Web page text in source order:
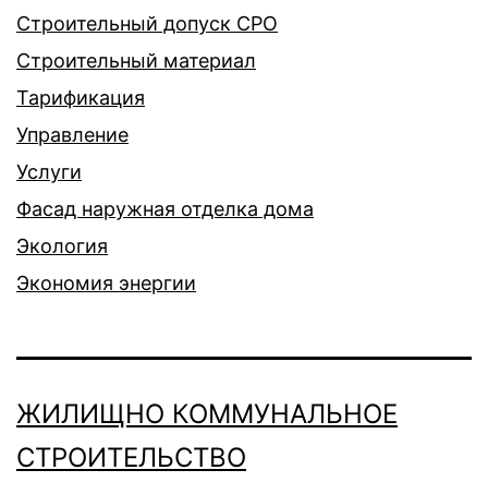
Строительный допуск СРО
Строительный материал
Тарификация
Управление
Услуги
Фасад наружная отделка дома
Экология
Экономия энергии
ЖИЛИЩНО КОММУНАЛЬНОЕ
СТРОИТЕЛЬСТВО